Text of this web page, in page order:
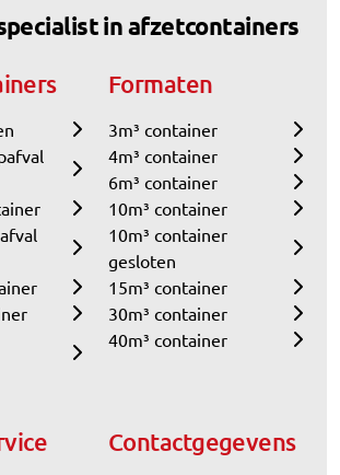
in afzetcontainers
Formaten
3m³ container
4m³ container
6m³ container
10m³ container
10m³ container
gesloten
15m³ container
30m³ container
40m³ container
Contactgegevens